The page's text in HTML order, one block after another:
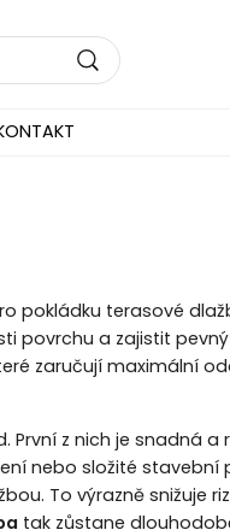
pokládku terasové
povrchu a zajistit
zaručují maximální
První z nich je snadná
nebo složité stavební
To výrazně snižuje
tak zůstane